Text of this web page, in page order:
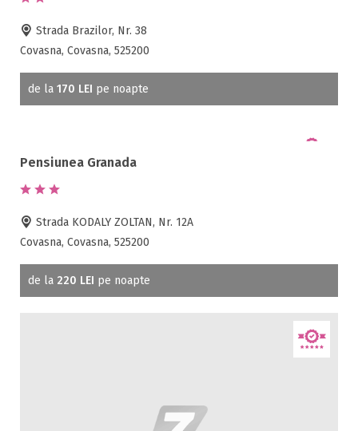
Strada Brazilor, Nr. 38
Covasna, Covasna, 525200
de la 170 LEI pe noapte
Pensiunea Granada
Strada KODALY ZOLTAN, Nr. 12A
Covasna, Covasna, 525200
de la 220 LEI pe noapte